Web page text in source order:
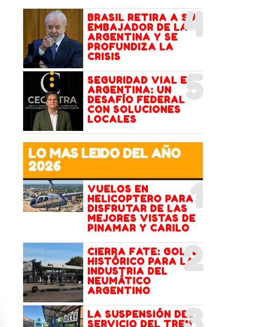
4
BRASIL RETIRA A SU
EMBAJADOR DE LA
ARGENTINA Y SE
PROFUNDIZA LA
CRISIS
5
SEGURIDAD VIAL EN
ARGENTINA: UN
DESAFÍO FEDERAL
CON SOLUCIONES
LOCALES
LO MAS LEIDO DEL AÑO
2026
1
VUELOS EN
HELICOPTERO PARA
DISFRUTAR DE LAS
MEJORES VISTAS DE
PINAMAR Y CARILO
2
CIERRA FATE: GOLPE
HISTÓRICO PARA LA
INDUSTRIA DEL
NEUMÁTICO
ARGENTINO
LA SUSPENSIÓN DEL
SERVICIO DEL TREN